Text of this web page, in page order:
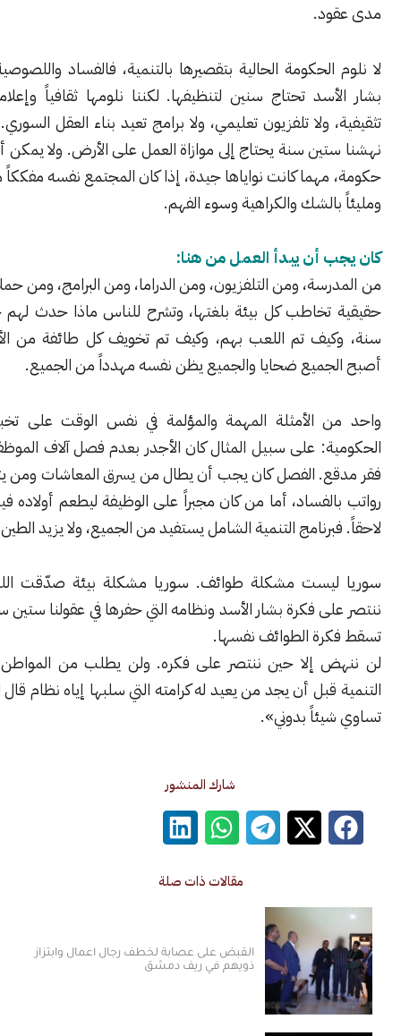
الحالية بتقصيرها بالتنمية، فالفساد واللصوصية التي تركها
تحتاج سنين لتنظيفها. لكننا نلومها ثقافياً وإعلامياً: لا مواد
ولا تلفزيون تعليمي، ولا برامج تعيد بناء العقل السوري. الفكر الذي
سنة يحتاج إلى موازاة العمل على الأرض. ولا يمكن أن تنجح أي
كانت نواياها جيدة، إذا كان المجتمع نفسه مفككاً من الداخل،
والكراهية وسوء الفهم.
أن يبدأ العمل من هنا:
ومن التلفزيون، ومن الدراما، ومن البرامج، ومن حملات إعلامية
كل بيئة بلغتها، وتشرح للناس ماذا حدث لهم خلال ستين
تم اللعب بهم، وكيف تم تخويف كل طائفة من الأخرى، حتى
ضحايا والجميع يظن نفسه مهدداً من الجميع.
الأمثلة المهمة والمؤلمة في نفس الوقت على تخبط القرارات
على سبيل المثال كان الأجدر بعدم فصل آلاف الموظفين وهم في
الفصل كان يجب أن يطال من يسرق المعاشات ومن يتقاضى عدة
أما من كان مجبراً على الوظيفة ليطعم أولاده فيبقى ويُدرّب
التنمية الشامل يستفيد من الجميع، ولا يزيد الطين بلة.
مشكلة طوائف. سوريا مشكلة بيئة صدّقت اللعبة. عندما
فكرة بشار الأسد ونظامه التي حفرها في عقولنا ستين سنة.. عندها
الطوائف نفسها.
إلا حين ننتصر على فكره. ولن يطلب من المواطن الصبر على
قبل أن يجد من يعيد له كرامته التي سلبها إياه نظام قال له: «أنت لا
بدوني».
شارك المنشور
مقالات ذات صلة
القبض على عصابة لخطف رجال أعمال وابتزاز
ذويهم في ريف دمشق